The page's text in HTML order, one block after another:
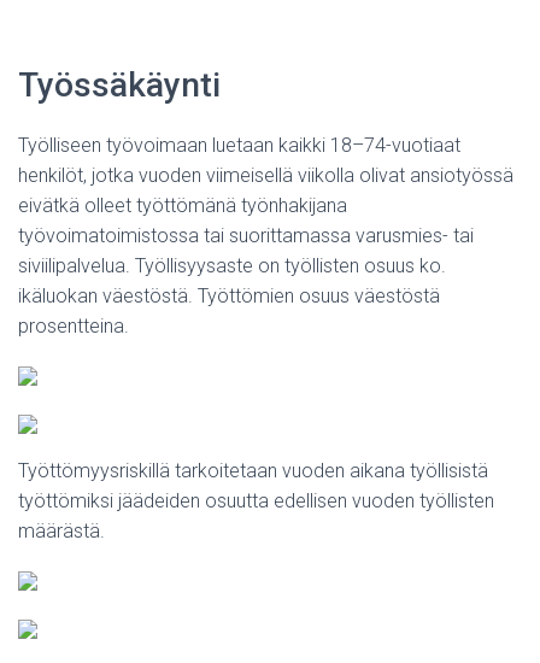
Työssäkäynti
Työlliseen työvoimaan luetaan kaikki 18–74-vuotiaat
henkilöt, jotka vuoden viimeisellä viikolla olivat ansiotyössä
eivätkä olleet työttömänä työnhakijana
työvoimatoimistossa tai suorittamassa varusmies- tai
siviilipalvelua. Työllisyysaste on työllisten osuus ko.
ikäluokan väestöstä. Työttömien osuus väestöstä
prosentteina.
Työttömyysriskillä tarkoitetaan vuoden aikana työllisistä
työttömiksi jäädeiden osuutta edellisen vuoden työllisten
määrästä.